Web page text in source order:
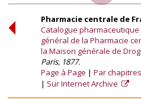
Pharmacie centrale de
Catalogue
général de la Pharmacie
la Maison générale de
Paris, 1877.
Page à Page
Par chapitres
Sur Internet Archive